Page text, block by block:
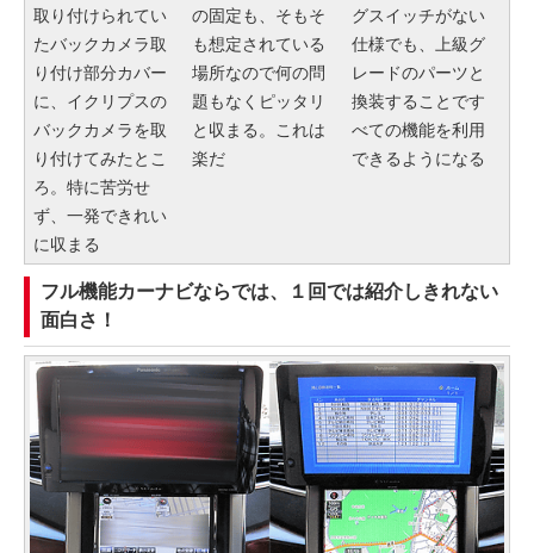
取り付けられてい
たバックカメラ取
り付け部分カバー
に、イクリプスの
バックカメラを取
り付けてみたとこ
ろ。特に苦労せ
ず、一発できれい
に収まる
の固定も、そもそ
も想定されている
場所なので何の問
題もなくピッタリ
と収まる。これは
楽だ
グスイッチがない
仕様でも、上級グ
レードのパーツと
換装することです
べての機能を利用
できるようになる
フル機能カーナビならでは、１回では紹介しきれない
面白さ！